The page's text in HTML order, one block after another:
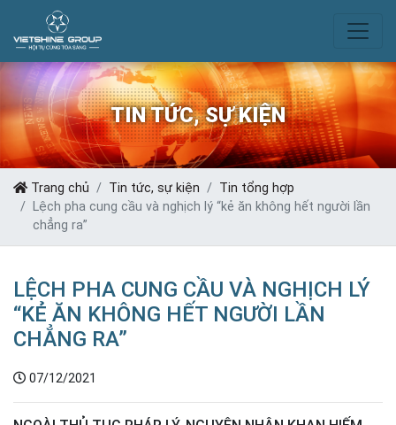
TIN TỨC, SỰ KIỆN
Trang chủ Tin tức, sự kiện
Tin tổng hợp
Lệch pha cung cầu và nghịch lý “kẻ ăn không hết người lần
chẳng ra”
LỆCH PHA CUNG CẦU VÀ NGHỊCH LÝ
“KẺ ĂN KHÔNG HẾT NGƯỜI LẦN
CHẲNG RA”
07/12/2021